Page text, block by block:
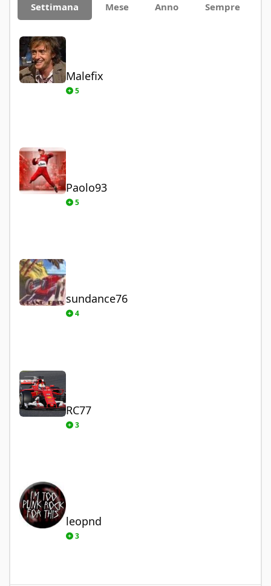
Settimana Mese Anno Sempre
Malefix
5
Paolo93
Paolo93
5
sundance76
4
RC77
3
leopnd
leopnd
3